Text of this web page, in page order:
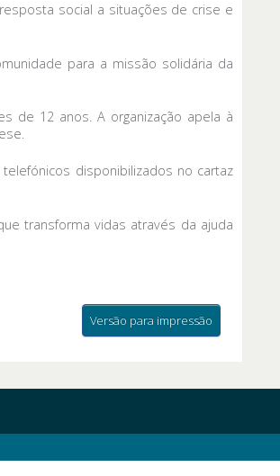
social a situações de crise e
para a missão solidária da
de 12 anos. A organização apela à
disponibilizados no cartaz
transforma vidas através da ajuda
Versão para impressão